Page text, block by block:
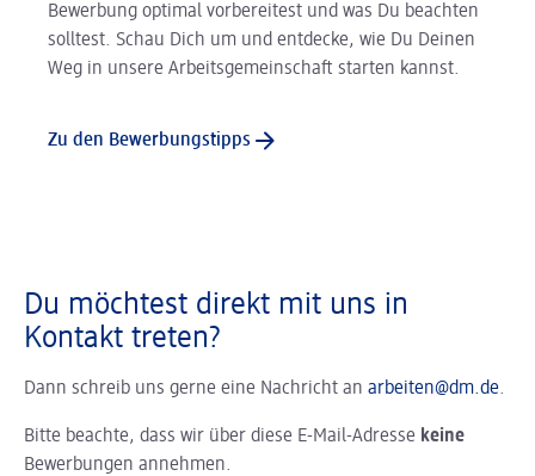
Bewerbung optimal vorbereitest und was Du beachten
solltest. Schau Dich um und entdecke, wie Du Deinen
Weg in unsere Arbeitsgemeinschaft starten kannst.
Zu den Bewerbungstipps
Du möchtest direkt mit uns in
Kontakt treten?
Dann schreib uns gerne eine Nachricht an arbeiten@dm.de.
Bitte beachte, dass wir über diese E-Mail-Adresse keine
Bewerbungen annehmen.